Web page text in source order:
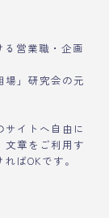
る営業職・企画
場」研究会の元
イトへ自由に
文章をご利用す
ばOKです。